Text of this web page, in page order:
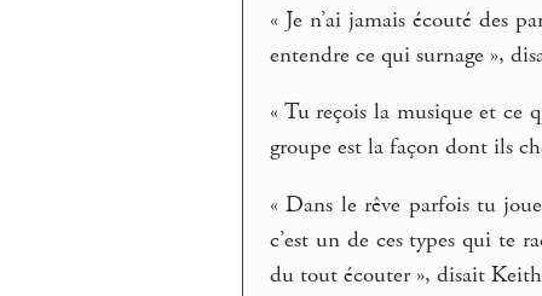
« Je n’ai jamais écouté des
entendre ce qui surnage »,
« Tu reçois la musique et
groupe est la façon dont ils
« Dans le rêve parfois tu
c’est un de ces types qui te
du tout écouter », disait